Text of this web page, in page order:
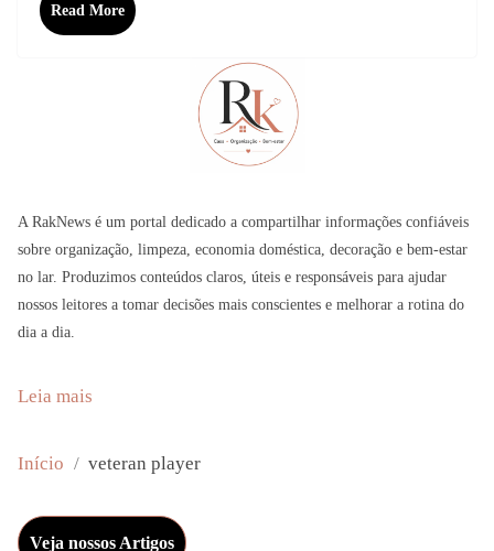
Read More
A RakNews é um portal dedicado a compartilhar informações confiáveis
sobre organização, limpeza, economia doméstica, decoração e bem-estar
no lar. Produzimos conteúdos claros, úteis e responsáveis para ajudar
nossos leitores a tomar decisões mais conscientes e melhorar a rotina do
dia a dia.
Leia mais
h
i
Início veteran player
Veja nossos Artigos